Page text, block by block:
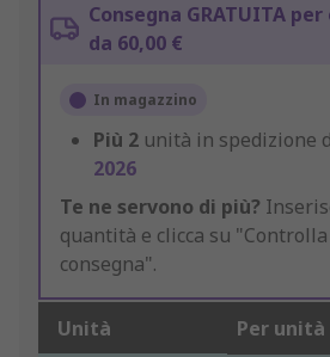
Consegna GRATUITA
da 60,00 €
In magazzino
Più 2 unità in spedizione
2026
Te ne servono di più?
quantità e clicca su
consegna".
Unità Per unità